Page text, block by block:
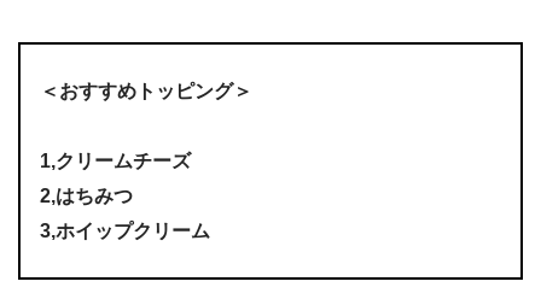
＜おすすめトッピング＞
1,クリームチーズ
2,はちみつ
3,ホイップクリーム